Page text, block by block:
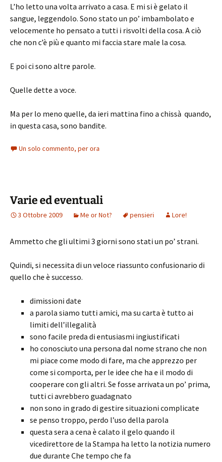
L’ho letto una volta arrivato a casa. E mi si è gelato il
sangue, leggendolo. Sono stato un po’ imbambolato e
velocemente ho pensato a tutti i risvolti della cosa. A ciò
che non c’è più e quanto mi faccia stare male la cosa.
E poi ci sono altre parole.
Quelle dette a voce.
Ma per lo meno quelle, da ieri mattina fino a chissà quando,
in questa casa, sono bandite.
Un solo commento, per ora
Varie ed eventuali
3 Ottobre 2009 Me or Not? pensieri Lore!
Ammetto che gli ultimi 3 giorni sono stati un po’ strani.
Quindi, si necessita di un veloce riassunto confusionario di
quello che è successo.
dimissioni date
a parola siamo tutti amici, ma su carta è tutto ai
limiti dell’illegalità
sono facile preda di entusiasmi ingiustificati
ho conosciuto una persona dal nome strano che non
mi piace come modo di fare, ma che apprezzo per
come si comporta, per le idee che ha e il modo di
cooperare con gli altri. Se fosse arrivata un po’ prima,
tutti ci avrebbero guadagnato
non sono in grado di gestire situazioni complicate
se penso troppo, perdo l’uso della parola
questa sera a cena è calato il gelo quando il
vicedirettore de la Stampa ha letto la notizia numero
due durante Che tempo che fa